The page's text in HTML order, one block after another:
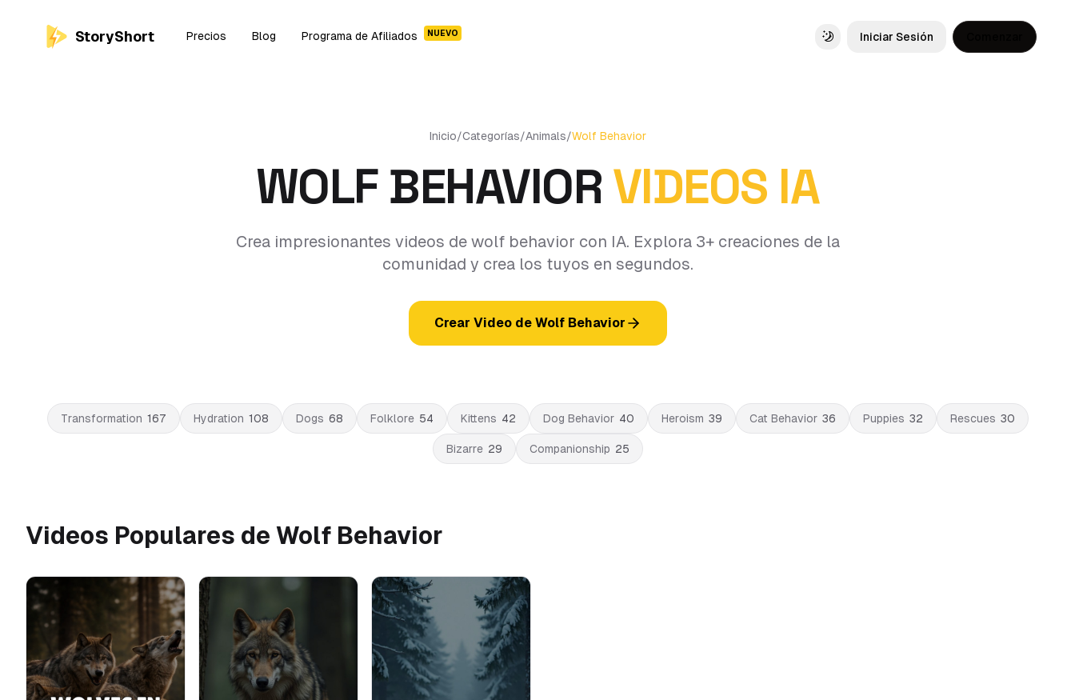
StoryShort Precios Blog Programa de Afiliados NUEVO
Toggle theme
Iniciar Sesión
Inicio/Categorías/Animals/Wolf Behavior
WOLF BEHAVIORVIDEOS IA
Crea impresionantes videos de wolf behavior con IA. Explora 3+ creaciones de la
comunidad y crea los tuyos en segundos.
Crear Video de Wolf Behavior
Transformation 167 Hydration 108 Dogs 68 Folklore 54 Kittens 42 Dog Behavior 40 Heroism 39 Cat Behavior 36 Puppies 32 Rescues 30
Bizarre 29 Companionship 25
Videos Populares de Wolf Behavior